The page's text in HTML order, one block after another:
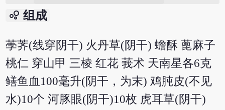
bubble_chart 组成
荸荠(线穿阴干) 火丹草(阴干) 蟾酥 蓖麻子
桃仁 穿山甲 三棱 红花 莪术 天南星各6克
鳝鱼血100毫升(阴干，为末) 鸡肫皮(不见
水)10个 河豚眼(阴干)10枚 虎耳草(阴干)